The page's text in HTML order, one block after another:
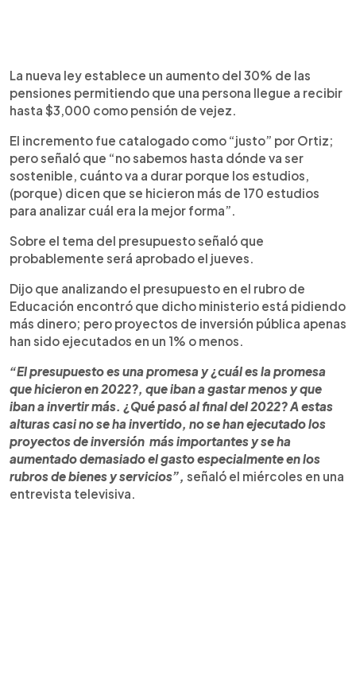
La nueva ley establece un aumento del 30% de las
pensiones permitiendo que una persona llegue a recibir
hasta $3,000 como pensión de vejez.
El incremento fue catalogado como “justo” por Ortiz;
pero señaló que “no sabemos hasta dónde va ser
sostenible, cuánto va a durar porque los estudios,
(porque) dicen que se hicieron más de 170 estudios
para analizar cuál era la mejor forma”.
Sobre el tema del presupuesto señaló que
probablemente será aprobado el jueves.
Dijo que analizando el presupuesto en el rubro de
Educación encontró que dicho ministerio está pidiendo
más dinero; pero proyectos de inversión pública apenas
han sido ejecutados en un 1% o menos.
“El presupuesto es una promesa y ¿cuál es la promesa
que hicieron en 2022?, que iban a gastar menos y que
iban a invertir más. ¿Qué pasó al final del 2022? A estas
alturas casi no se ha invertido, no se han ejecutado los
proyectos de inversión más importantes y se ha
aumentado demasiado el gasto especialmente en los
rubros de bienes y servicios”, señaló el miércoles en una
entrevista televisiva.